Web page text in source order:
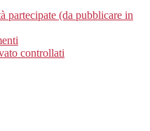
partecipate (da pubblicare in
controllati